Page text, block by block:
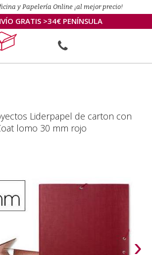
y Papelería Online ¡al mejor precio!
GRATIS >34€ PENÍNSULA
Liderpapel de carton con
lomo 30 mm rojo
›